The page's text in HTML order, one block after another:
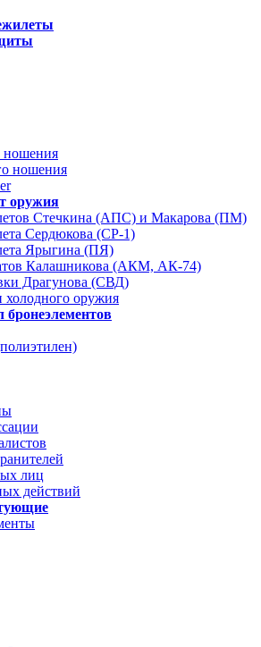
ношения
ношения
оружия
Стечкина (АПС) и Макарова (ПМ)
Сердюкова (СР-1)
Ярыгина (ПЯ)
Калашникова (АКМ, АК-74)
Драгунова (СВД)
оружия
бронеэлементов
лиц
действий